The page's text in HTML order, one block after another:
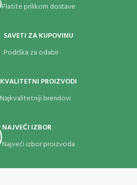
Platite prilikom dostave
SAVETI ZA KUPOVINU
Podrška za odabir
KVALITETNI PROIZVODI
Najkvalitetniji brendovi
NAJVEĆI IZBOR
Najveći izbor proizvoda